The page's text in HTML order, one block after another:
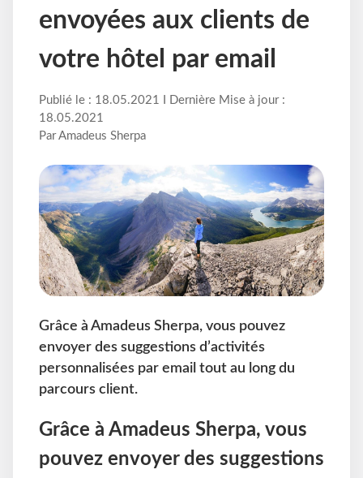
envoyées aux clients de
votre hôtel par email
Publié le : 18.05.2021 I Dernière Mise à jour :
18.05.2021
Par Amadeus Sherpa
Grâce à Amadeus Sherpa, vous pouvez
envoyer des suggestions d’activités
personnalisées par email tout au long du
parcours client.
Grâce à Amadeus Sherpa, vous
pouvez envoyer des suggestions